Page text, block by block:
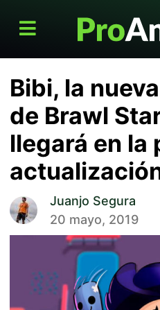
Bibi, la
de Brawl
llegará en la
Juanjo Segura
20 mayo, 2019